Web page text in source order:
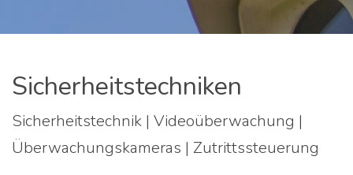
Sicherheitstechniken
Sicherheitstechnik | Videoüberwachung |
Überwachungskameras | Zutrittssteuerung